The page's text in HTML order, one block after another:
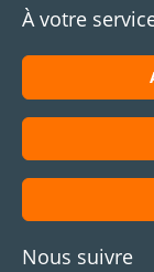
À votre
Nous suivre